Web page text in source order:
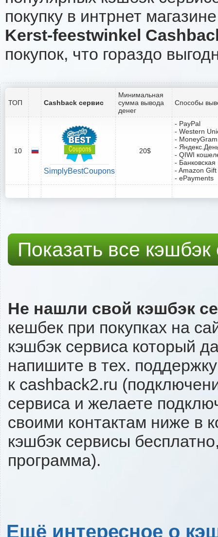
покупку в интрнет
Kerst-feestwinkel
покупок, что гораздо
ТОП Cashback сервис
Минимальная
сумма вывода
денег
Способы
10
SimplyBestCoupons
20$
- PayPal
- Western
- MoneyGram
-
- QIWI
-
- Amazon
- ePayments
Показать все
Не нашли свой кэшбэк
кешбек при покупках на
кэшбэк сервиса который
напишите в тех.
к cashback2.ru
сервиса и желаете
своими контактам ниже в
кэшбэк сервисы
программа).
Ещё интересное о